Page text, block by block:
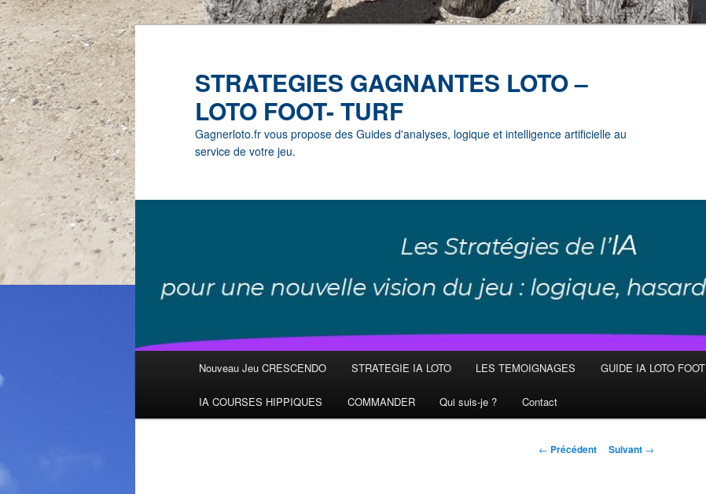
STRATEGIES GAGNANTES LOTO –
LOTO FOOT- TURF
Gagnerloto.fr vous propose des Guides d'analyses, logique et intelligence artificielle au
service de votre jeu.
Aller
au
Nouveau Jeu CRESCENDO STRATEGIE IA LOTO LES TEMOIGNAGES GUIDE IA LOTO FOOT
IA COURSES HIPPIQUES COMMANDER Qui suis-je ? Contact
Navigation
← Précédent Suivant →